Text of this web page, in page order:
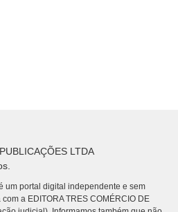
LTDA
um portal digital independente e sem
a EDITORA TRES COMÉRCIO DE